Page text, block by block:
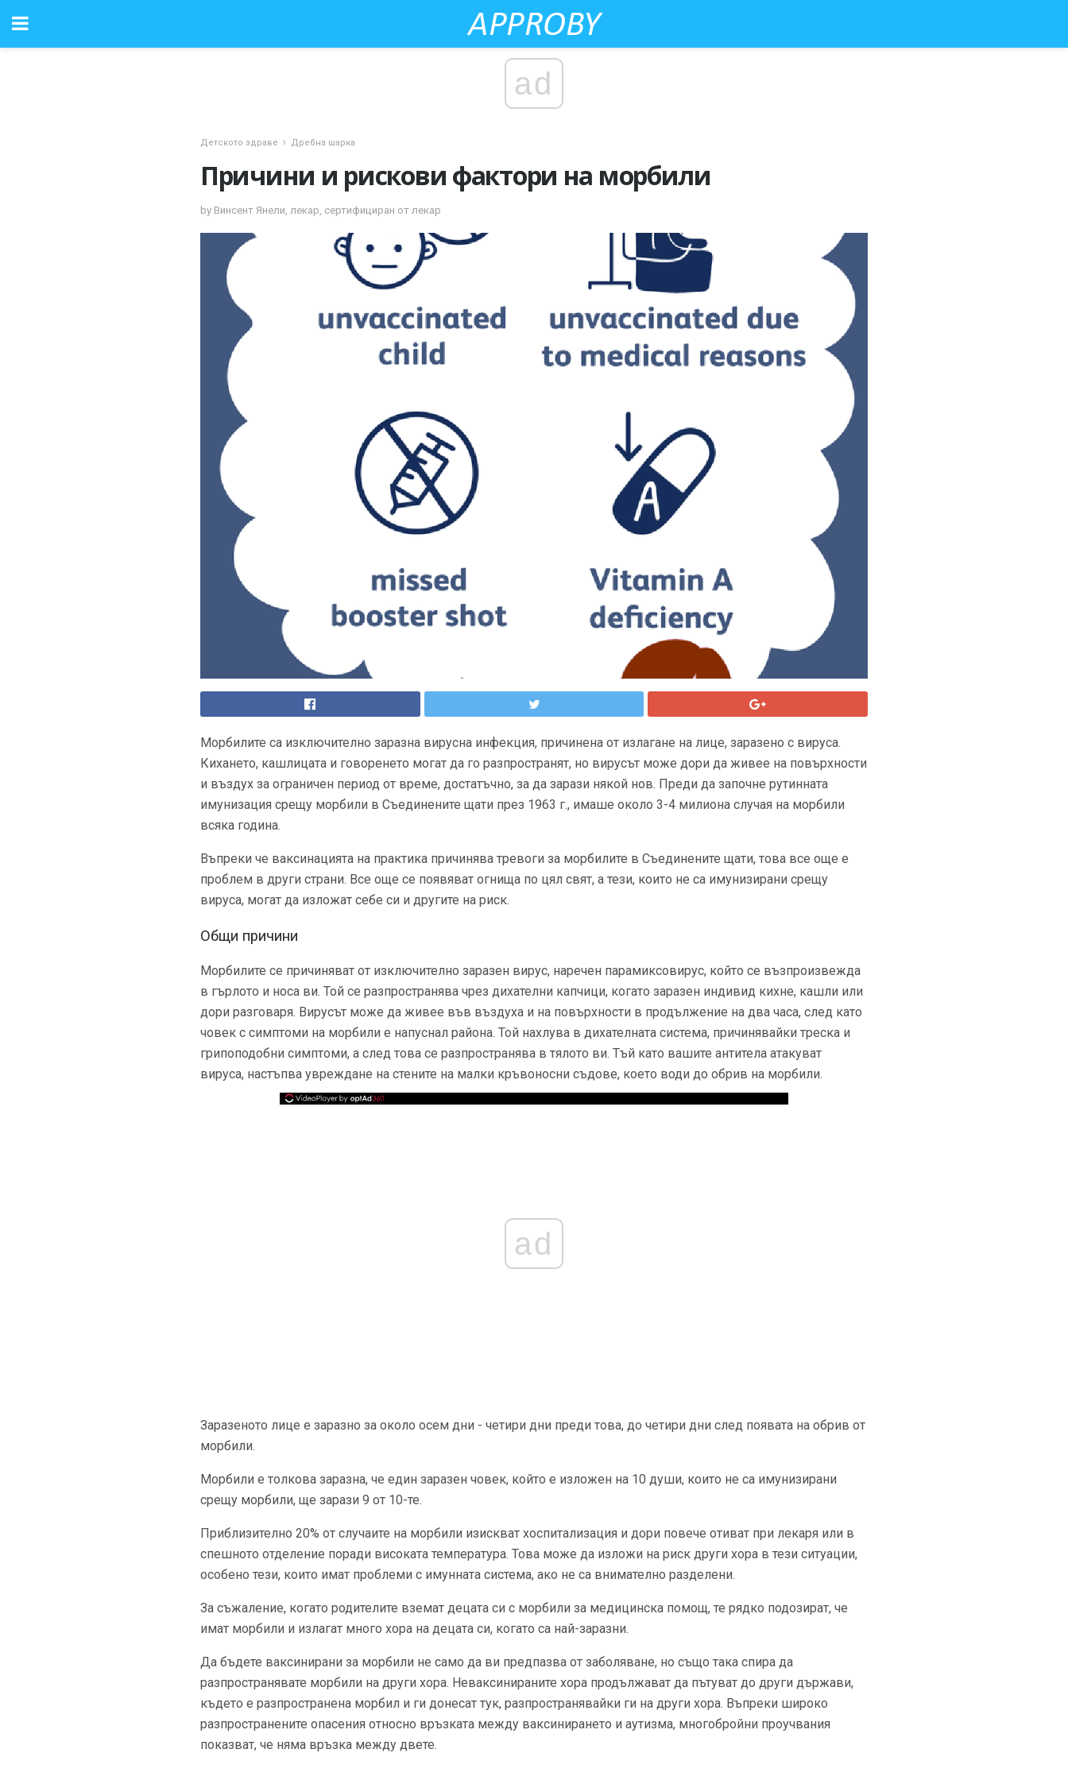
ad
Детското здраве Дребна шарка
Причини и рискови фактори на морбили
by Винсент Янели, лекар, сертифициран от лекар
Морбилите са изключително заразна вирусна инфекция, причинена от излагане на лице, заразено с вируса.
Кихането, кашлицата и говоренето могат да го разпространят, но вирусът може дори да живее на повърхности
и въздух за ограничен период от време, достатъчно, за да зарази някой нов. Преди да започне рутинната
имунизация срещу морбили в Съединените щати през 1963 г., имаше около 3-4 милиона случая на морбили
всяка година.
Въпреки че ваксинацията на практика причинява тревоги за морбилите в Съединените щати, това все още е
проблем в други страни. Все още се появяват огнища по цял свят, а тези, които не са имунизирани срещу
вируса, могат да изложат себе си и другите на риск.
Общи причини
Морбилите се причиняват от изключително заразен вирус, наречен парамиксовирус, който се възпроизвежда
в гърлото и носа ви. Той се разпространява чрез дихателни капчици, когато заразен индивид кихне, кашли или
дори разговаря. Вирусът може да живее във въздуха и на повърхности в продължение на два часа, след като
човек с симптоми на морбили е напуснал района. Той нахлува в дихателната система, причинявайки треска и
грипоподобни симптоми, а след това се разпространява в тялото ви. Тъй като вашите антитела атакуват
вируса, настъпва увреждане на стените на малки кръвоносни съдове, което води до обрив на морбили.
ad
Заразеното лице е заразно за около осем дни - четири дни преди това, до четири дни след появата на обрив от
морбили.
Морбили е толкова заразна, че един заразен човек, който е изложен на 10 души, които не са имунизирани
срещу морбили, ще зарази 9 от 10-те.
Приблизително 20% от случаите на морбили изискват хоспитализация и дори повече отиват при лекаря или в
спешното отделение поради високата температура. Това може да изложи на риск други хора в тези ситуации,
особено тези, които имат проблеми с имунната система, ако не са внимателно разделени.
За съжаление, когато родителите вземат децата си с морбили за медицинска помощ, те рядко подозират, че
имат морбили и излагат много хора на децата си, когато са най-заразни.
Да бъдете ваксинирани за морбили не само да ви предпазва от заболяване, но също така спира да
разпространявате морбили на други хора. Неваксинираните хора продължават да пътуват до други държави,
където е разпространена морбил и ги донесат тук, разпространявайки ги на други хора. Въпреки широко
разпространените опасения относно връзката между ваксинирането и аутизма, многобройни проучвания
показват, че няма връзка между двете.